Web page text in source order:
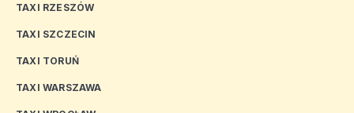
TAXI RZESZÓW
TAXI SZCZECIN
TAXI TORUŃ
TAXI WARSZAWA